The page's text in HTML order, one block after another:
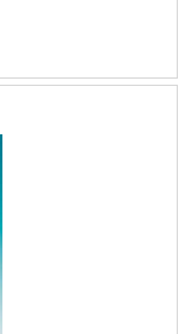
de
da
dia-a-